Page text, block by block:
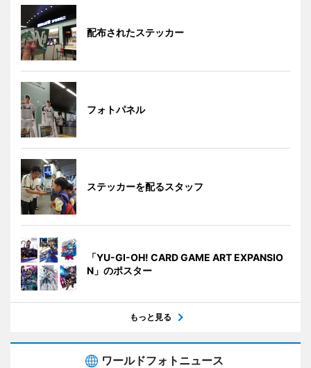
配布されたステッカー
フォトパネル
ステッカーを配るスタッフ
「YU-GI-OH! CARD GAME ART EXPANSIO
N」のポスター
もっと見る
ワールドフォトニュース